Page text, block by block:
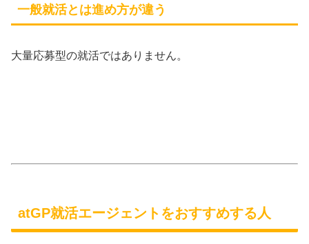
一般就活とは進め方が違う
大量応募型の就活ではありません。
atGP就活エージェントをおすすめする人